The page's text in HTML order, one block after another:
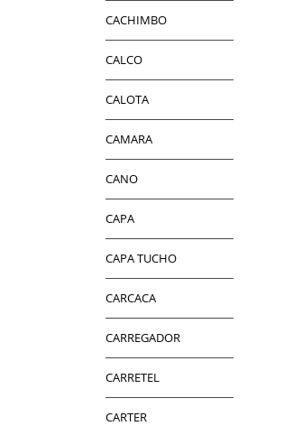
CACHIMBO
CALCO
CALOTA
CAMARA
CANO
CAPA
CAPA TUCHO
CARCACA
CARREGADOR
CARRETEL
CARTER